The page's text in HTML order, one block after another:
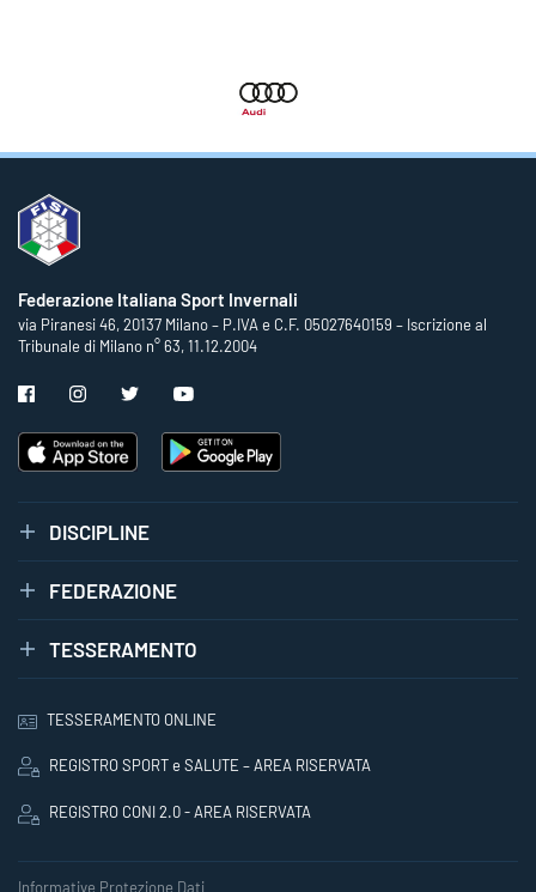
Federazione Italiana Sport Invernali
via Piranesi 46, 20137 Milano – P.IVA e C.F. 05027640159 – Iscrizione al
Tribunale di Milano n° 63, 11.12.2004
DISCIPLINE
FEDERAZIONE
TESSERAMENTO
TESSERAMENTO ONLINE
REGISTRO SPORT e SALUTE – AREA RISERVATA
REGISTRO CONI 2.0 - AREA RISERVATA
Informative Protezione Dati